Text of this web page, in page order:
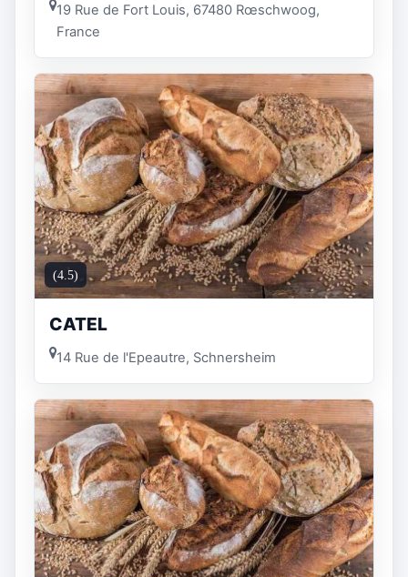
19 Rue de Fort Louis, 67480 Rœschwoog,
France
(4.5)
CATEL
14 Rue de l'Epeautre, Schnersheim